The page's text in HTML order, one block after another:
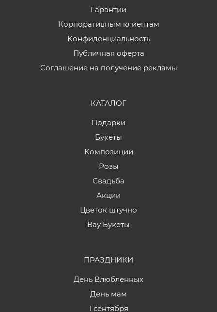
Гарантии
Корпоративным клиентам
Конфиденциальность
Публичная оферта
Соглашение на получение рекламы
КАТАЛОГ
Подарки
Букеты
Композиции
Розы
Свадьба
Акции
Цветок штучно
Вау Букеты
ПРАЗДНИКИ
День Влюбленных
День мам
1 сентября